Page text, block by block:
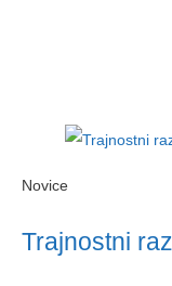
Novice
Trajnostni